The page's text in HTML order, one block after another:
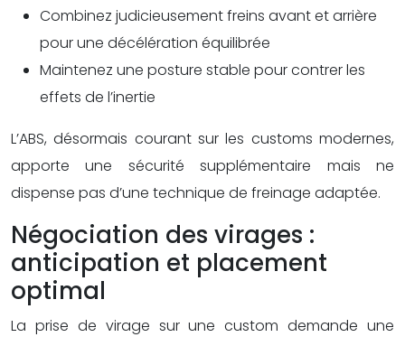
Combinez judicieusement freins avant et arrière
pour une décélération équilibrée
Maintenez une posture stable pour contrer les
effets de l’inertie
L’ABS, désormais courant sur les customs modernes,
apporte une sécurité supplémentaire mais ne
dispense pas d’une technique de freinage adaptée.
Négociation des virages :
anticipation et placement
optimal
La prise de virage sur une custom demande une